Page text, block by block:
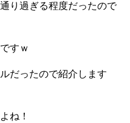
り過ぎる程度だったので
すｗ
だったので紹介します
ね！